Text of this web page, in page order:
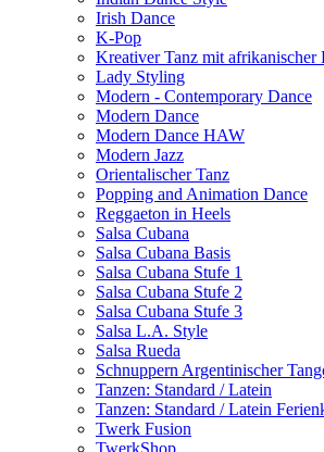
Irish Dance
K-Pop
Kreativer Tanz mit
Lady Styling
Modern - Contemporary Dance
Modern Dance
Modern Dance HAW
Modern Jazz
Orientalischer Tanz
Popping and Animation Dance
Reggaeton in Heels
Salsa Cubana
Salsa Cubana Basis
Salsa Cubana Stufe 1
Salsa Cubana Stufe 2
Salsa Cubana Stufe 3
Salsa L.A. Style
Salsa Rueda
Schnuppern Argentinischer
Tanzen: Standard / Latein
Tanzen: Standard / Latein
Twerk Fusion